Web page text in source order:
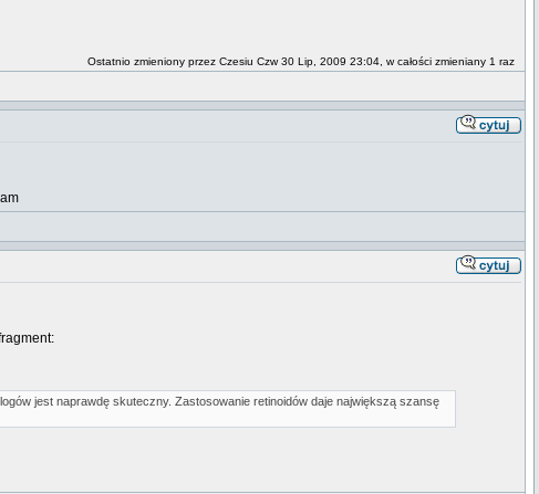
Ostatnio zmieniony przez Czesiu Czw 30 Lip, 2009 23:04, w całości zmieniany 1 raz
jest naprawdę skuteczny. Zastosowanie retinoidów daje największą szansę